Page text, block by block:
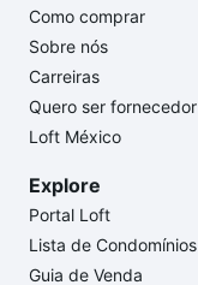
Como comprar
Sobre nós
Carreiras
Quero ser fornecedor
Loft México
Explore
Portal Loft
Lista de Condomínios
Guia de Venda